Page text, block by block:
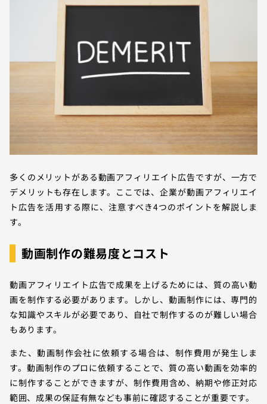
多くのメリットがある動画アフィリエイト広告ですが、一方で
デメリットも存在します。ここでは、企業が動画アフィリエイ
ト広告を活用する際に、注意すべき4つのポイントを解説しま
す。
動画制作の難易度とコスト
動画アフィリエイト広告で成果を上げるためには、質の高い動
画を制作する必要があります。しかし、動画制作には、専門的
な知識やスキルが必要であり、自社で制作するのが難しい場合
もあります。
また、動画制作会社に依頼する場合は、制作費用が発生しま
す。動画制作のプロに依頼することで、質の高い動画を効率的
に制作することができますが、制作費用含め、納期や修正対応
範囲、成果の保証有無なども事前に確認することが重要です。